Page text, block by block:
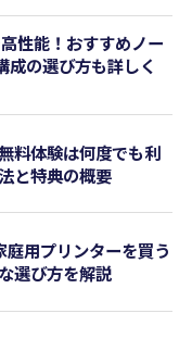
性能！おすすめノー
成の選び方も詳しく
料体験は何度でも利
と特典の概要
用プリンターを買う
選び方を解説